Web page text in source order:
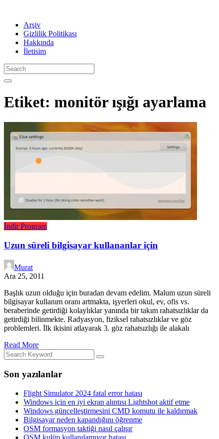
Arşiv
Gizlilik Politikası
Hakkında
İletisim
Etiket: monitör ışığı ayarlama
İndirProgram
Uzun süreli bilgisayar kullananlar için
Murat
Ara 25, 2011
Başlık uzun olduğu için buradan devam edelim. Malum uzun süreli
bilgisayar kullanım oranı artmakta, işyerleri okul, ev, ofis vs.
beraberinde getirdiği kolaylıklar yanında bir takım rahatsızlıklar da
getirdiği bilinmekte. Radyasyon, fiziksel rahatsızlıklar ve göz
problemleri. İlk ikisini atlayarak 3. göz rahatsızlığı ile alakalı
Read More
Son yazılanlar
Flight Simulator 2024 fatal error hatası
Windows için en iyi ekran alıntısı Lightshot aktif etme
Windows güncelleştirmesini CMD komutu ile kaldırmak
Bilgisayar neden kapandığını öğrenme
OSM formasyon taktiği nasıl çalışır
OSM kulüp kullanılamıyor hatası